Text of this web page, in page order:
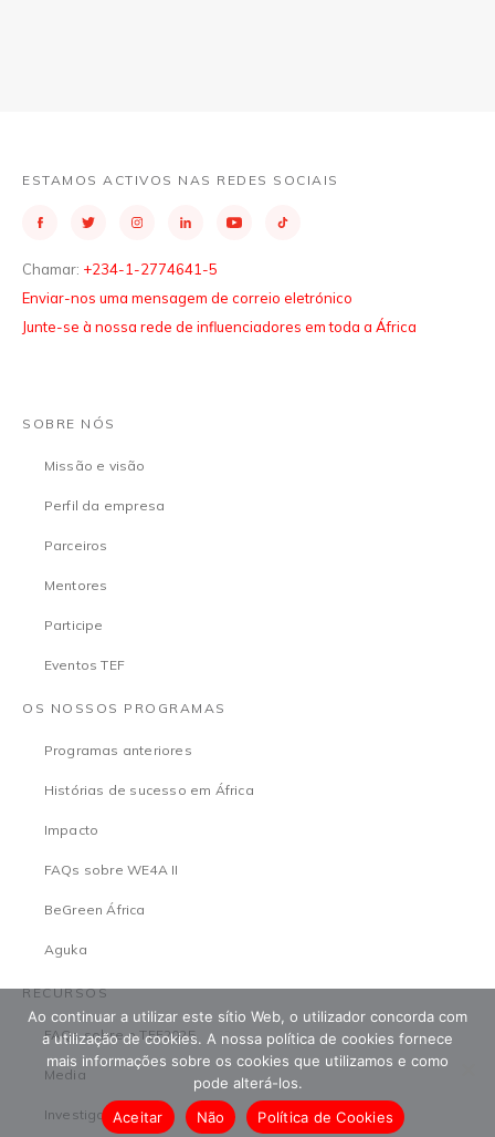
ESTAMOS ACTIVOS NAS REDES SOCIAIS
Chamar: +234-1-2774641-5
Enviar-nos uma mensagem de correio eletrónico
Junte-se à nossa rede de influenciadores em toda a África
SOBRE NÓS
Missão e visão
Perfil da empresa
Parceiros
Mentores
Participe
Eventos TEF
OS NOSSOS PROGRAMAS
Programas anteriores
Histórias de sucesso em África
Impacto
FAQs sobre WE4A II
BeGreen África
Aguka
RECURSOS
FAQs sobre o TEF2025
Media
Investigação
Ao continuar a utilizar este sítio Web, o utilizador concorda com
a utilização de cookies. A nossa política de cookies fornece
mais informações sobre os cookies que utilizamos e como
pode alterá-los.
Aceitar
Não Política de Cookies